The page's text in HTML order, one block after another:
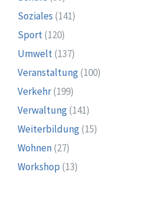
Soziales (141)
Sport(120)
Umwelt(137)
Veranstaltung(100)
Verkehr(199)
Verwaltung(141)
Weiterbildung(15)
Wohnen(27)
Workshop (13)